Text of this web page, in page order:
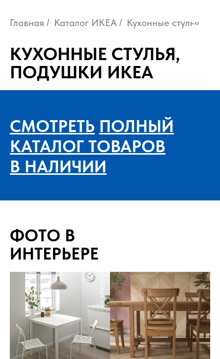
Главная / Каталог ИКЕА / Кухонные стулья
КУХОННЫЕ СТУЛЬЯ,
ПОДУШКИ ИКЕА
СМОТРЕТЬ ПОЛНЫЙ
КАТАЛОГ ТОВАРОВ
В НАЛИЧИИ
ФОТО В
ИНТЕРЬЕРЕ